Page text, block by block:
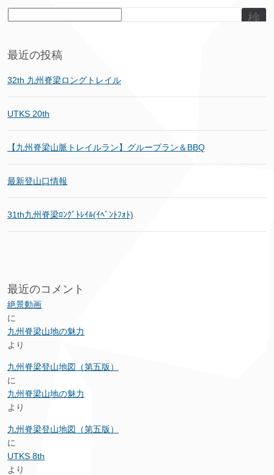
検
最近の投稿
32th 九州脊梁ロングトレイル
UTKS 20th
【九州脊梁山脈トレイルラン】グループラン＆BBQ
最新登山口情報
31th九州脊梁ﾛﾝｸﾞﾄﾚｲﾙ(ｲﾍﾞﾝﾄﾌｫﾄ)
最近のコメント
絶景動画
に
九州脊梁山地の魅力
より
九州脊梁登山地図（第五版）
に
九州脊梁山地の魅力
より
九州脊梁登山地図（第五版）
に
UTKS 8th
より